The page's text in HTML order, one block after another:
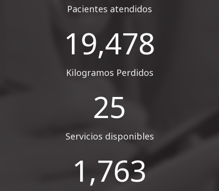
Pacientes atendidos
21,655
Kilogramos Perdidos
28
Servicios disponibles
1,960